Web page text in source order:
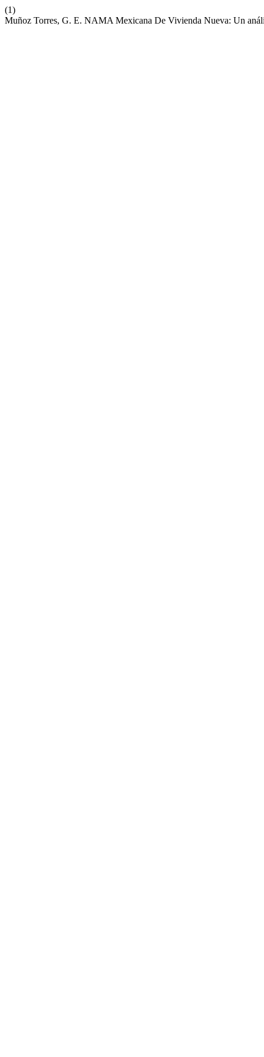
(1)
Muñoz Torres, G. E. NAMA Mexicana De Vivienda Nueva: Un